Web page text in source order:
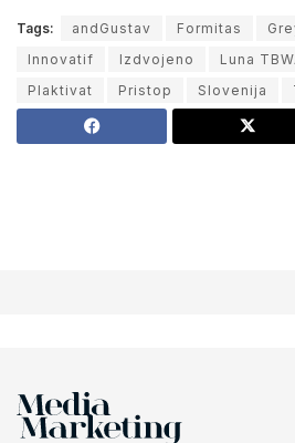
Tags: andGustav Formitas
Innovatif
Izdvojeno Luna
Plaktivat
Pristop Slovenija